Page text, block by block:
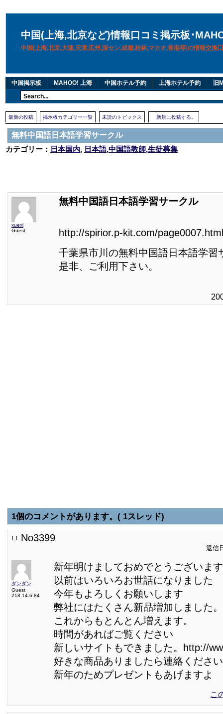
中国(上海,北京など)情報口コミ掲示板･
中国(上海,北京,大連,天津,広州,深セン,成都,桂林,マカオ,香港等)の情報交換
中国掲示板 MAHOO! 上海 中国ホテル予約 上海ホテル予約 旧
最新の投稿 掲示板カテゴリー一覧 未読のトピックス 新規に投稿する。
無料中国語日本語学習サークル
カテゴリー： 日本国内, 日本語,中国語教師,生徒募集
xuexi
Guest
無料中国語日本語学習サークル
http://spirior.p-kit.com/page0007.html
千葉県市川の無料中国語日本語学習
是非、ご利用下さい。
1個のコメントがあります。( 1スレッド)
No3399
返信
ダンダン
Guest
218.14.6.84
新年明けましておめでとうございます
以前はいろいろお世話になりました
今年もよろしくお願いします
弊社にはたくさん新品増加しました。
これからもとんとん増えます。
時間があればご覧ください
新しいサイトもできました。http://
好きな商品ありましたら連絡ください
新年のためプレゼントもあげますよ
こ